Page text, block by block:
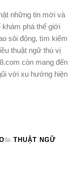
những tin mới và
khám phá thế giới
sôi động, tìm kiếm
thuật ngữ thú vị
còn mang đến
với xu hướng hiện
THUẬT NGỮ